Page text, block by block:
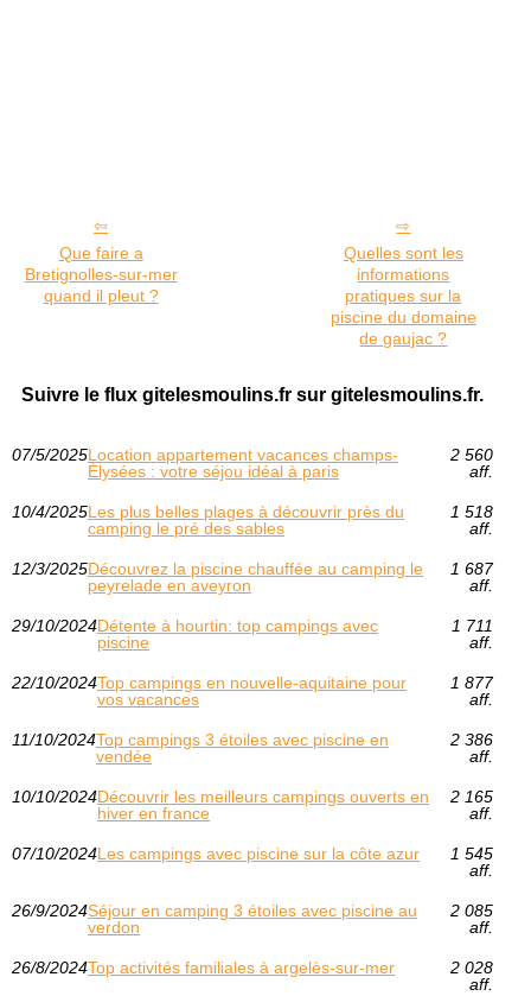
Que faire a
Bretignolles-sur-mer
quand il pleut ?
Quelles sont les
informations
pratiques sur la
piscine du domaine
de gaujac ?
Suivre le flux gitelesmoulins.fr sur gitelesmoulins.fr.
07/5/2025Location appartement vacances champs-
Élysées : votre séjou idéal à paris
2 560
aff.
10/4/2025Les plus belles plages à découvrir près du
camping le pré des sables
1 518
aff.
12/3/2025Découvrez la piscine chauffée au camping le
peyrelade en aveyron
1 687
aff.
29/10/2024Détente à hourtin: top campings avec
piscine
1 711
aff.
22/10/2024Top campings en nouvelle-aquitaine pour
vos vacances
1 877
aff.
11/10/2024Top campings 3 étoiles avec piscine en
vendée
2 386
aff.
10/10/2024Découvrir les meilleurs campings ouverts en
hiver en france
2 165
aff.
07/10/2024Les campings avec piscine sur la côte azur
1 545
aff.
26/9/2024Séjour en camping 3 étoiles avec piscine au
verdon
2 085
aff.
26/8/2024Top activités familiales à argelès-sur-mer
2 028
aff.